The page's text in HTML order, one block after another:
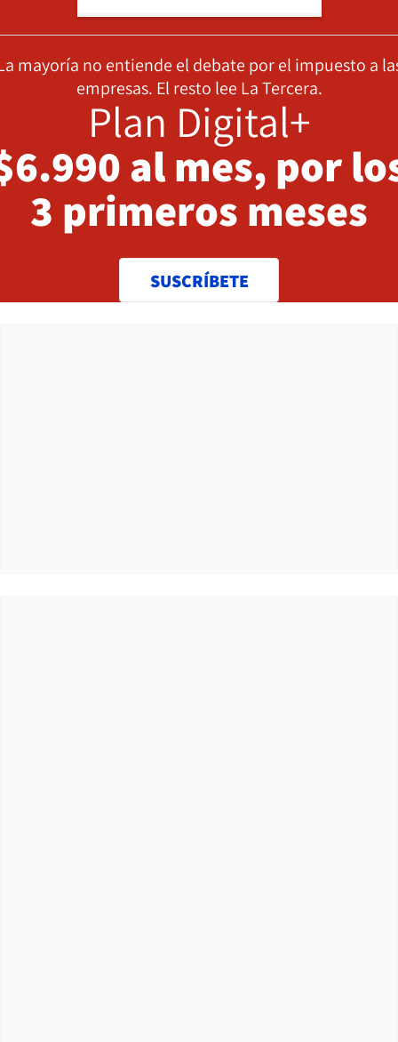
mayoría no entiende el debate por el impuesto a
empresas. El resto lee La Tercera.
Plan Digital+
al mes, por
3 primeros meses
SUSCRÍBETE